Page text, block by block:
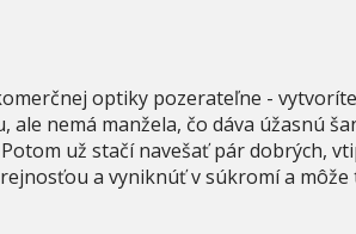
optiky pozerateľne -
ale nemá manžela, čo dáva úžasnú
už stačí navešať pár dobrých,
a vyniknúť v súkromí a